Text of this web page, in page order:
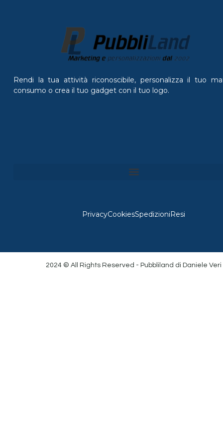
Rendi la tua attività riconoscibile, personalizza il tuo
consumo o crea il tuo gadget con il tuo logo.
PrivacyCookiesSpedizioniResi
2024 © All Rights Reserved - Pubbliland di Daniele Veri